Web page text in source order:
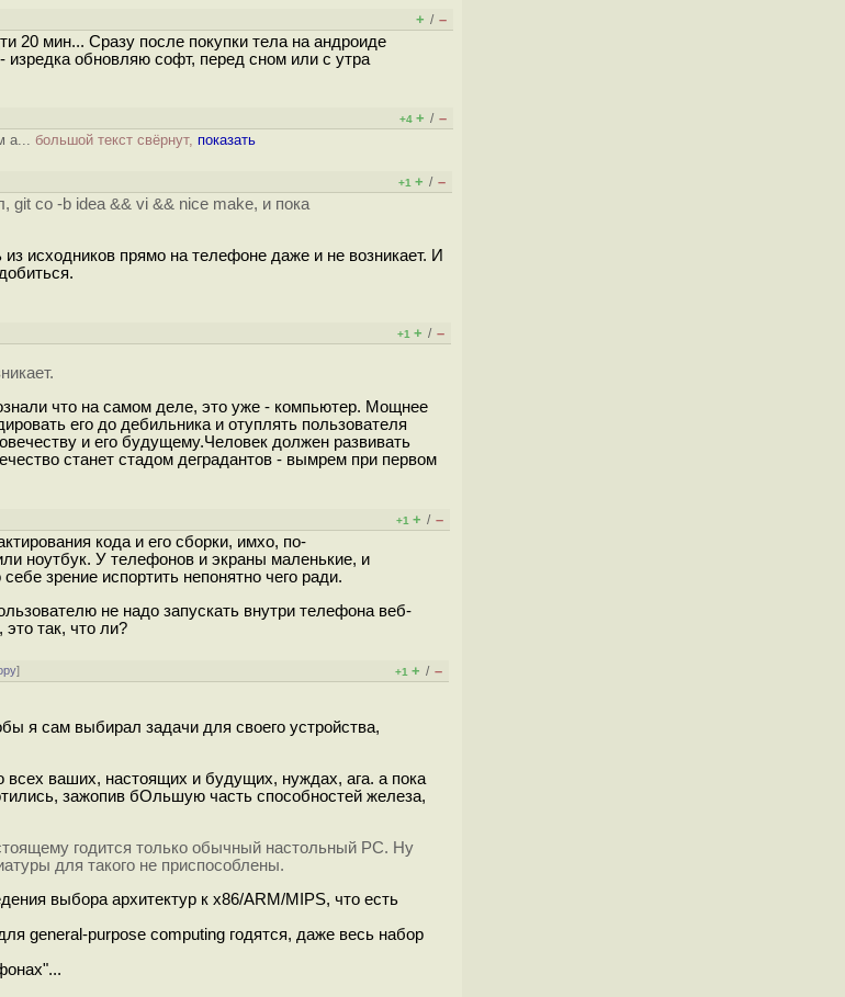
+ / –
20 мин... Сразу после покупки тела на андроиде
изредка обновляю софт, перед сном или с утра
+4 + / –
а... большой текст свёрнут, показать
+1 + / –
git co -b idea && vi && nice make, и пока
исходников прямо на телефоне даже и не возникает. И
+1 + / –
что на самом деле, это уже - компьютер. Мощнее
его до дебильника и отуплять пользователя
и его будущему.Человек должен развивать
станет стадом деградантов - вымрем при первом
+1 + / –
кода и его сборки, имхо, по-
ноутбук. У телефонов и экраны маленькие, и
зрение испортить непонятно чего ради.
не надо запускать внутри телефона веб-
так, что ли?
] +1 + / –
я сам выбирал задачи для своего устройства,
всех ваших, настоящих и будущих, нуждах, ага. а пока
зажопив бОльшую часть способностей железа,
годится только обычный настольный PC. Ну
для такого не приспособлены.
выбора архитектур к x86/ARM/MIPS, что есть
general-purpose computing годятся, даже весь набор